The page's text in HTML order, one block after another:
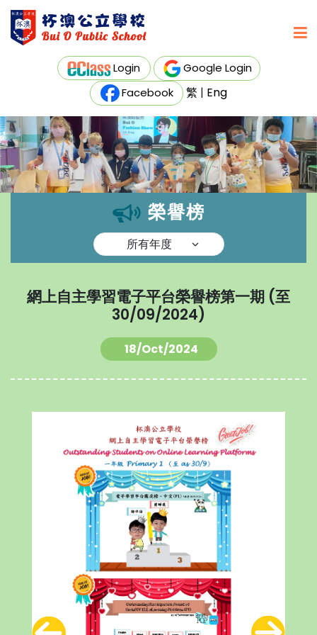
Login
Google Login
Facebook
繁 | Eng
榮譽榜
網上自主學習電子平台榮譽榜第一期 (至
30/09/2024)
18/Oct/2024